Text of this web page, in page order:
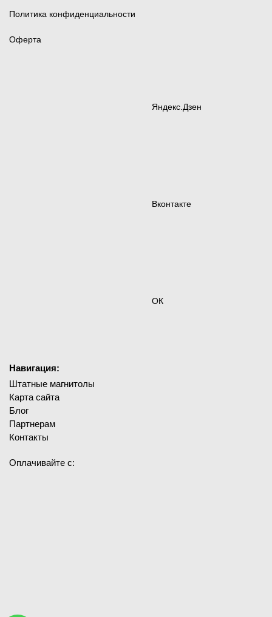
Политика конфиденциальности
Оферта
Яндекс.Дзен
Вконтакте
ОК
Навигация:
Штатные магнитолы
Карта сайта
Блог
Партнерам
Контакты
Оплачивайте с: